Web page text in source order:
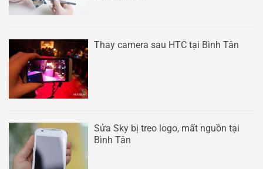
Thay camera sau HTC tại Bình Tân
Sửa Sky bị treo logo, mất nguồn tại
Bình Tân